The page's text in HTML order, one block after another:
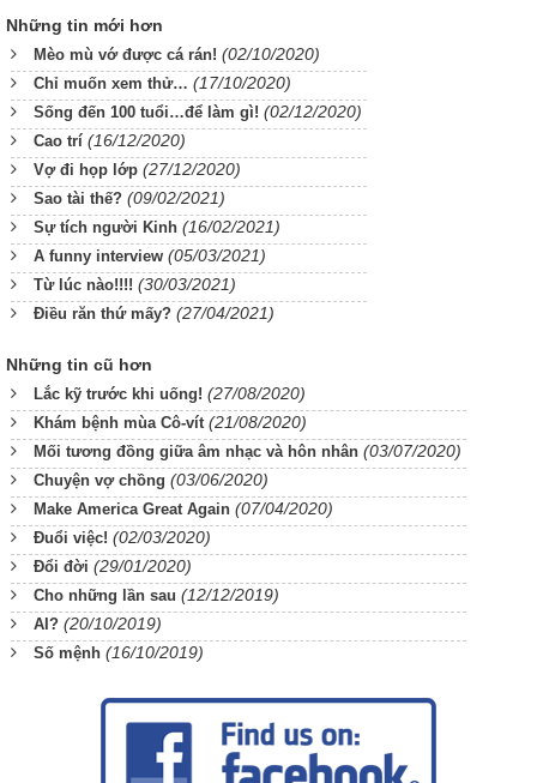
Những tin mới hơn
Mèo mù vớ được cá rán! (02/10/2020)
Chỉ muốn xem thử… (17/10/2020)
Sống đến 100 tuổi…để làm gì! (02/12/2020)
Cao trí (16/12/2020)
Vợ đi họp lớp (27/12/2020)
Sao tài thế? (09/02/2021)
Sự tích người Kinh (16/02/2021)
A funny interview (05/03/2021)
Từ lúc nào!!!! (30/03/2021)
Điều răn thứ mấy? (27/04/2021)
Những tin cũ hơn
Lắc kỹ trước khi uống! (27/08/2020)
Khám bệnh mùa Cô-vít (21/08/2020)
Mối tương đồng giữa âm nhạc và hôn nhân (03/07/2020)
Chuyện vợ chồng (03/06/2020)
Make America Great Again (07/04/2020)
Đuổi việc! (02/03/2020)
Đổi đời (29/01/2020)
Cho những lần sau (12/12/2019)
AI? (20/10/2019)
Số mệnh (16/10/2019)